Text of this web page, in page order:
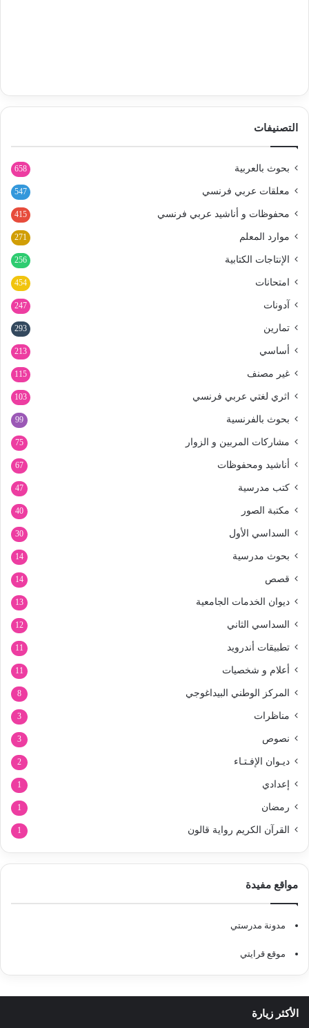
التصنيفات
بحوث بالعربية 658
معلقات عربي فرنسي 547
محفوظات و أناشيد عربي فرنسي 415
موارد المعلم 271
الإنتاجات الكتابية 256
امتحانات 454
آدونات 247
تمارين 293
أساسي 213
غير مصنف 115
اثري لغتي عربي فرنسي 103
بحوث بالفرنسية 99
مشاركات المربين و الزوار 75
أناشيد ومحفوظات 67
كتب مدرسية 47
مكتبة الصور 40
السداسي الأول 30
بحوث مدرسية 14
قصص 14
ديوان الخدمات الجامعية 13
السداسي الثاني 12
تطبيقات أندرويد 11
أعلام و شخصيات 11
المركز الوطني البيداغوجي 8
مناظرات 3
نصوص 3
ديـوان الإفـتـاء 2
إعدادي 1
رمضان 1
القرآن الكريم رواية قالون 1
مواقع مفيدة
مدونة مدرستي
موقع قرايتي
الأكثر زيارة